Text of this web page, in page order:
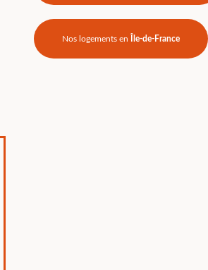
Nos logements en Île-de-France